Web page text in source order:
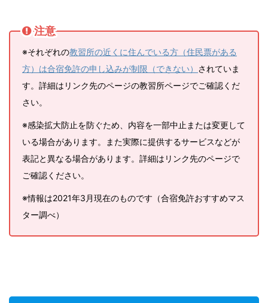
注意
※それぞれの教習所の近くに住んでいる方（住民票がある
方）は合宿免許の申し込みが制限（できない） されていま
す。詳細はリンク先のページの教習所ページでご確認くだ
さい。
※感染拡大防止を防ぐため、内容を一部中止または変更して
いる場合があります。また実際に提供するサービスなどが
表記と異なる場合があります。詳細はリンク先のページで
ご確認ください。
※情報は2021年3月現在のものです（合宿免許おすすめマス
ター調べ）